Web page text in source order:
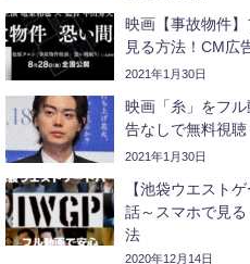
映画【事故物件
見る方法！CM広
2021年1月30日
映画「糸」をフ
告なしで無料視聴
2021年1月30日
【池袋ウエスト
話～スマホで見
法
2020年12月14日